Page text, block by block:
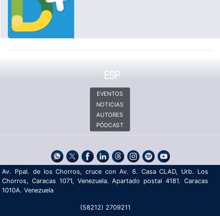
EVENTOS
NOTICIAS
AUTORES
PÓDCAST
Av. Ppal. de los Chorros, cruce con Av. 6. Casa CLAD, Urb. Los
Chorros, Caracas 1071, Venezuela. Apartado postal 4181. Caracas
1010A. Venezuela
(58212) 2709211